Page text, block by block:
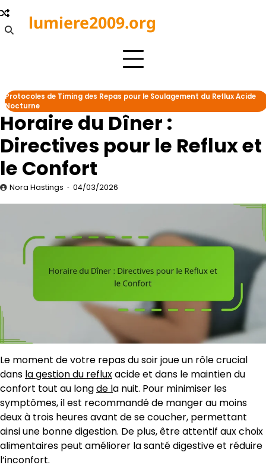
Skip
to
content
lumiere2009.org
Protocoles de Timing des Repas pour le Soulagement du Reflux Acide
Nocturne
Horaire du Dîner :
Directives pour le Reflux et
le Confort
Nora Hastings 04/03/2026
Le moment de votre repas du soir joue un rôle crucial
dans la gestion du refluxacide et dans le maintien du
confort tout au longde la nuit. Pour minimiser les
symptômes, il est recommandé de manger au moins
deux à trois heures avant de se coucher, permettant
ainsi une bonne digestion. De plus, être attentif aux choix
alimentaires peut améliorer la santé digestive et réduire
l’inconfort.